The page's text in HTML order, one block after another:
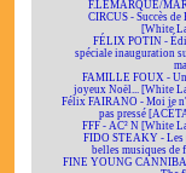
F.LEMARQUE/
CIRCUS - Succès de
[White
FÉLIX POTIN -
spéciale inauguration
FAMILLE FOUX -
joyeux Noël... [White
Félix FAIRANO - Moi je
pas pressé
FFF - AC² N [White
FIDO STEAKY - Les
belles musiques de
FINE YOUNG